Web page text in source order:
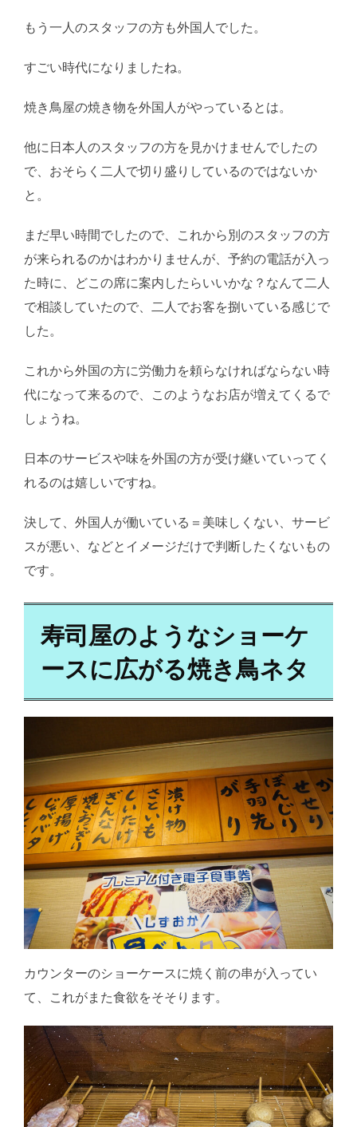
もう一人のスタッフの方も外国人でした。
すごい時代になりましたね。
焼き鳥屋の焼き物を外国人がやっているとは。
他に日本人のスタッフの方を見かけませんでしたの
で、おそらく二人で切り盛りしているのではないか
と。
まだ早い時間でしたので、これから別のスタッフの方
が来られるのかはわかりませんが、予約の電話が入っ
た時に、どこの席に案内したらいいかな？なんて二人
で相談していたので、二人でお客を捌いている感じで
した。
これから外国の方に労働力を頼らなければならない時
代になって来るので、このようなお店が増えてくるで
しょうね。
日本のサービスや味を外国の方が受け継いていってく
れるのは嬉しいですね。
決して、外国人が働いている＝美味しくない、サービ
スが悪い、などとイメージだけで判断したくないもの
です。
寿司屋のようなショーケ
ースに広がる焼き鳥ネタ
カウンターのショーケースに焼く前の串が入ってい
て、これがまた食欲をそそります。